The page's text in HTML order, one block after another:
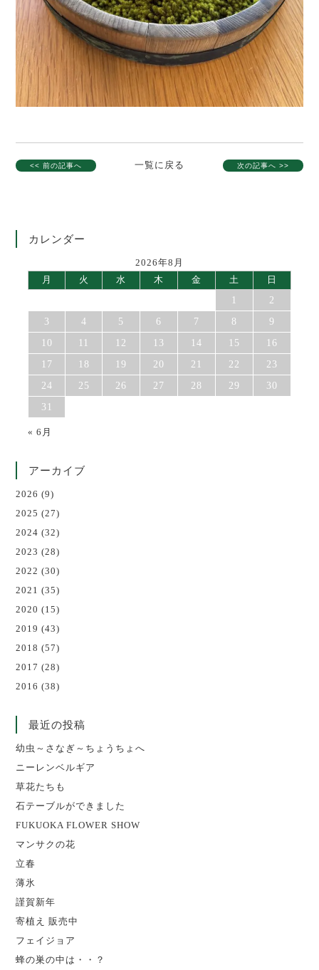
<< 前の記事へ 一覧に戻る 次の記事へ >>
カレンダー
2026年8月
月
火 水 木 金 土
日
1
2
3
4 5 6 7 8
9
10
11 12 13 14 15
16
17
18 19 20 21 22
23
24
25 26 27 28 29
30
31
« 6月
アーカイブ
2026 (9)
2025 (27)
2024 (32)
2023 (28)
2022 (30)
2021 (35)
2020 (15)
2019 (43)
2018 (57)
2017 (28)
2016 (38)
最近の投稿
幼虫～さなぎ～ちょうちょへ
ニーレンベルギア
草花たちも
石テーブルができました
FUKUOKA FLOWER SHOW
マンサクの花
立春
薄氷
謹賀新年
寄植え 販売中
フェイジョア
蜂の巣の中は・・？